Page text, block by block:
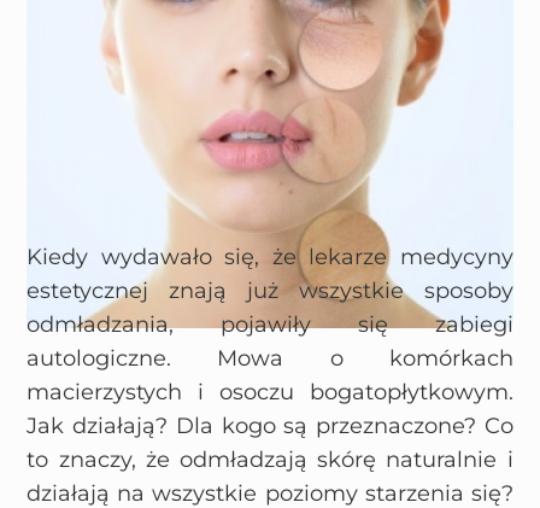
Kiedy wydawało się, że lekarze medycyny
estetycznej znają już wszystkie sposoby
odmładzania, pojawiły się zabiegi
autologiczne. Mowa o komórkach
macierzystych i osoczu bogatopłytkowym.
Jak działają? Dla kogo są przeznaczone? Co
to znaczy, że odmładzają skórę naturalnie i
działają na wszystkie poziomy starzenia się?